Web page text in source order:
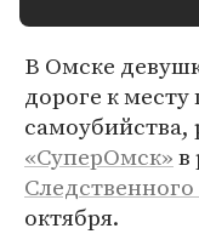
В Омске
дороге к
самоубийства,
«СуперОмск»в
октября.